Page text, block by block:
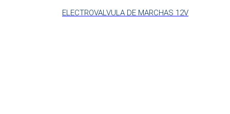
ELECTROVALVULA DE MARCHAS 12V